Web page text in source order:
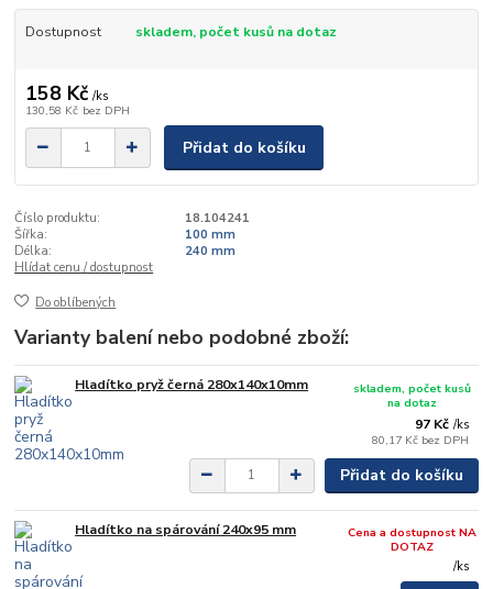
Dostupnost skladem, počet kusů na dotaz
158 Kč /ks
130,58 Kč bez DPH
Přidat do košíku
Číslo produktu:
18.104241
Šířka:
100 mm
Délka:
240 mm
Hlídat cenu / dostupnost
Do oblíbených
Varianty balení nebo podobné zboží:
Hladítko pryž černá 280x140x10mm
97 Kč /ks
80,17 Kč bez DPH
skladem, počet kusů
na dotaz
Přidat do košíku
Hladítko na spárování 240x95 mm
/ks
Cena a dostupnost NA
DOTAZ